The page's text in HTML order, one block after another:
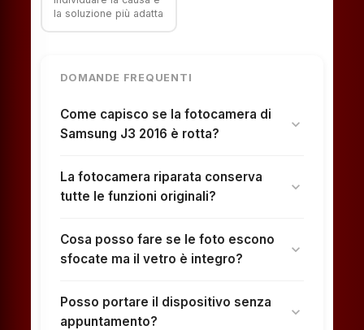
la soluzione più adatta
DOMANDE FREQUENTI
Come capisco se la fotocamera di
Samsung J3 2016 è rotta?
expand_more
La fotocamera riparata conserva
tutte le funzioni originali?
expand_more
Cosa posso fare se le foto escono
sfocate ma il vetro è integro?
expand_more
Posso portare il dispositivo senza
appuntamento?
expand_more